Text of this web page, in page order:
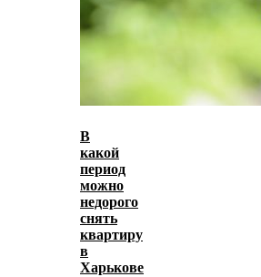
В
какой
период
можно
недорого
снять
квартиру
в
Харькове